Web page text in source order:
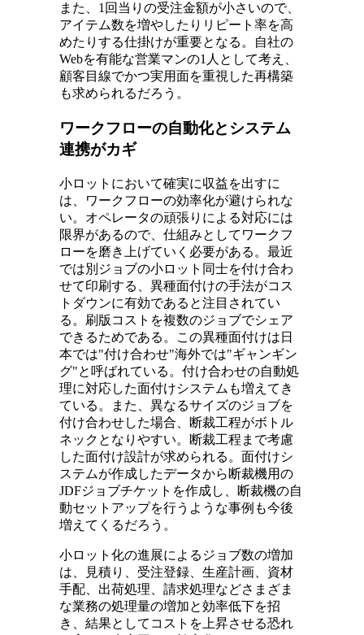
また、1回当りの受注金額が小さいので、
アイテム数を増やしたりリピート率を高
めたりする仕掛けが重要となる。自社の
Webを有能な営業マンの1人として考え、
顧客目線でかつ実用面を重視した再構築
も求められるだろう。
ワークフローの自動化とシステム
連携がカギ
小ロットにおいて確実に収益を出すに
は、ワークフローの効率化が避けられな
い。オペレータの頑張りによる対応には
限界があるので、仕組みとしてワークフ
ローを磨き上げていく必要がある。最近
では別ジョブの小ロット同士を付け合わ
せて印刷する、異種面付けの手法がコス
トダウンに有効であると注目されてい
る。刷版コストを複数のジョブでシェア
できるためである。この異種面付けは日
本では"付け合わせ"海外では"ギャンギン
グ"と呼ばれている。付け合わせの自動処
理に対応した面付けシステムも増えてき
ている。また、異なるサイズのジョブを
付け合わせした場合、断裁工程がボトル
ネックとなりやすい。断裁工程まで考慮
した面付け設計が求められる。面付けシ
ステムが作成したデータから断裁機用の
JDFジョブチケットを作成し、断裁機の自
動セットアップを行うような事例も今後
増えてくるだろう。
小ロット化の進展によるジョブ数の増加
は、見積り、受注登録、生産計画、資材
手配、出荷処理、請求処理などさまざま
な業務の処理量の増加と効率低下を招
き、結果としてコストを上昇させる恐れ